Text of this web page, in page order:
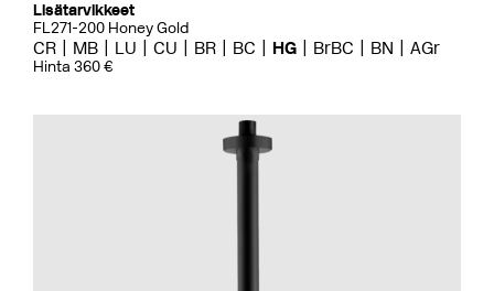
Lisätarvikkeet
FL271-200 Honey Gold
CR MB LU CU BR BC HG BrBC BN AGr
Hinta 360 €